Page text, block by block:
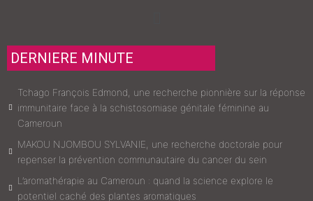
DERNIERE MINUTE
Tchago François Edmond, une recherche pionnière sur la réponse
immunitaire face à la schistosomiase génitale féminine au
Cameroun
MAKOU NJOMBOU SYLVANIE, une recherche doctorale pour
repenser la prévention communautaire du cancer du sein
L’aromathérapie au Cameroun : quand la science explore le
potentiel caché des plantes aromatiques